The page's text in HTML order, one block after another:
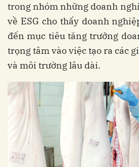
trong nhóm những doanh
về ESG cho thấy doanh
đến mục tiêu tăng trưởng
trọng tâm vào việc tạo ra các
và môi trường lâu dài.